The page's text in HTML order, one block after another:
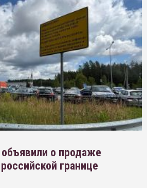
о продаже
границе